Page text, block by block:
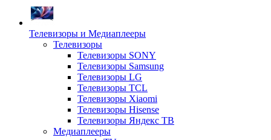
Телевизоры и Медиаплееры
Телевизоры
Телевизоры SONY
Телевизоры Samsung
Телевизоры LG
Телевизоры TCL
Телевизоры Xiaomi
Телевизоры Hisense
Телевизоры Яндекс ТВ
Медиаплееры